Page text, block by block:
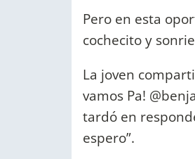
Pero en esta
cochecito y
La joven
vamos Pa!
tardó en
espero”.